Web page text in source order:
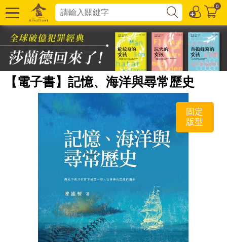
0
【電子書】記憶、海洋與尋常歷史
固定
版型